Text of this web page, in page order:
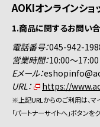
AOKIオンラインシ
1.商品に関するお問い
電話番号：045-942-
営業時間：10:00～17:00
Eメール：
URL：
https://
※上記URLからのご利用は、マ
「パートナーサイトへ」ボタンを